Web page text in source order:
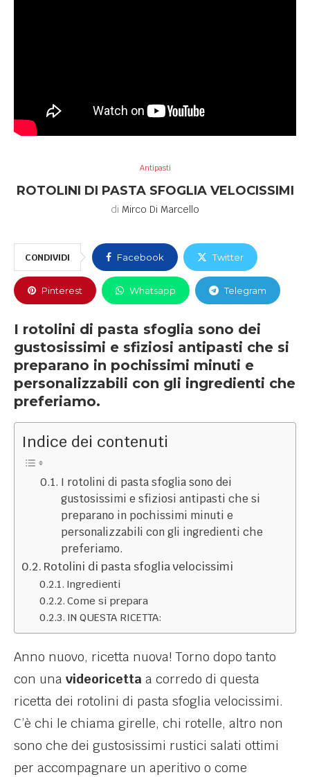
Antipasti
ROTOLINI DI PASTA SFOGLIA VELOCISSIMI
di Mirco Di Marcello
CONDIVIDI Facebook Twitter
Pinterest Whatsapp Telegram
I rotolini di pasta sfoglia sono dei
gustosissimi e sfiziosi antipasti che si
preparano in pochissimi minuti e
personalizzabili con gli ingredienti che
preferiamo.
Indice dei contenuti
I rotolini di pasta sfoglia sono dei
gustosissimi e sfiziosi antipasti che si
preparano in pochissimi minuti e
personalizzabili con gli ingredienti che
preferiamo.
Rotolini di pasta sfoglia velocissimi
Ingredienti
Come si prepara
IN QUESTA RICETTA:
Anno nuovo, ricetta nuova! Torno dopo tanto
con una videoricetta a corredo di questa
ricetta dei rotolini di pasta sfoglia velocissimi.
C’è chi le chiama girelle, chi rotelle, altro non
sono che dei gustosissimi rustici salati ottimi
per accompagnare un aperitivo o come